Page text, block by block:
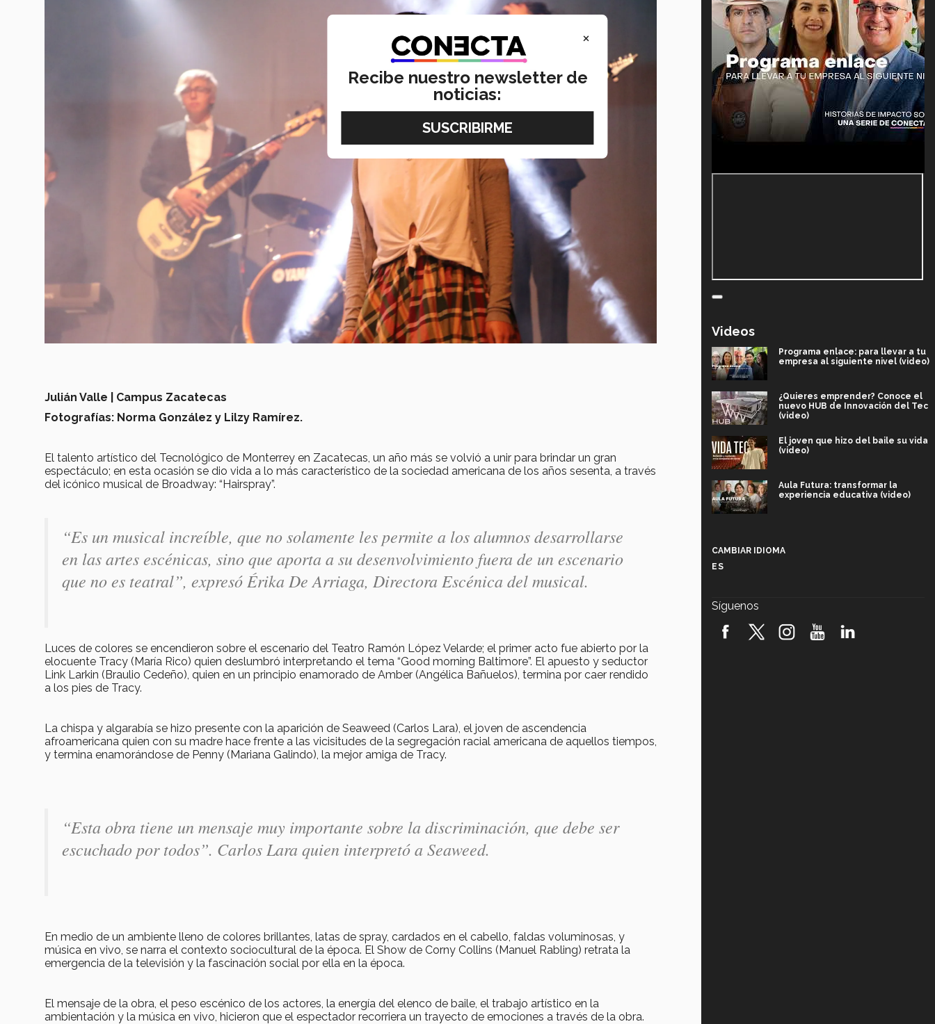
Julián Valle | Campus Zacatecas
Fotografías: Norma González y Lilzy Ramírez.
El talento artístico del Tecnológico de Monterrey en Zacatecas, un año más se volvió a unir para brindar un gran
espectáculo; en esta ocasión se dio vida a lo más característico de la sociedad americana de los años sesenta, a través
del icónico musical de Broadway: “Hairspray”.
“Es un musical increíble, que no solamente les permite a los alumnos desarrollarse
en las artes escénicas, sino que aporta a su desenvolvimiento fuera de un escenario
que no es teatral”, expresó Érika De Arriaga, Directora Escénica del musical.
Luces de colores se encendieron sobre el escenario del Teatro Ramón López Velarde; el primer acto fue abierto por la
elocuente Tracy (María Rico) quien deslumbró interpretando el tema “Good morning Baltimore”. El apuesto y seductor
Link Larkin (Braulio Cedeño), quien en un principio enamorado de Amber (Angélica Bañuelos), termina por caer rendido
a los pies de Tracy.
La chispa y algarabía se hizo presente con la aparición de Seaweed (Carlos Lara), el joven de ascendencia
afroamericana quien con su madre hace frente a las vicisitudes de la segregación racial americana de aquellos tiempos,
y termina enamorándose de Penny (Mariana Galindo), la mejor amiga de Tracy.
“Esta obra tiene un mensaje muy importante sobre la discriminación, que debe ser
escuchado por todos”. Carlos Lara quien interpretó a Seaweed.
En medio de un ambiente lleno de colores brillantes, latas de spray, cardados en el cabello, faldas voluminosas, y
música en vivo, se narra el contexto sociocultural de la época. El Show de Corny Collins (Manuel Rabling) retrata la
emergencia de la televisión y la fascinación social por ella en la época.
El mensaje de la obra, el peso escénico de los actores, la energía del elenco de baile, el trabajo artístico en la
ambientación y la música en vivo, hicieron que el espectador recorriera un trayecto de emociones a través de la obra.
Videos
Programa enlace: para llevar a tu
empresa al siguiente nivel (video)
¿Quieres emprender? Conoce el
nuevo HUB de Innovación del Tec
(video)
El joven que hizo del baile su vida
(video)
Aula Futura: transformar la
experiencia educativa (video)
robótica FIRST 2026! (video)
CAMBIAR IDIOMA
ES
Síguenos
×
Recibe nuestro newsletter de
noticias: